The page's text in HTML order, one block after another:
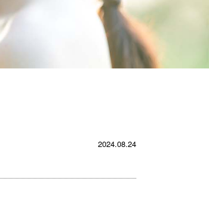
2024.08.24